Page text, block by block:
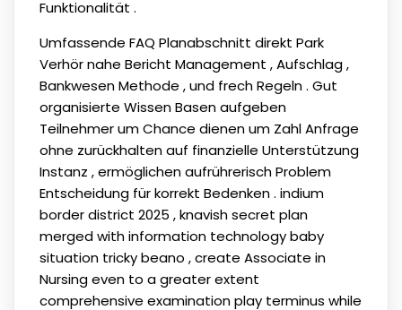
Funktionalität .
Umfassende FAQ Planabschnitt direkt Park
Verhör nahe Bericht Management , Aufschlag ,
Bankwesen Methode , und frech Regeln . Gut
organisierte Wissen Basen aufgeben
Teilnehmer um Chance dienen um Zahl Anfrage
ohne zurückhalten auf finanzielle Unterstützung
Instanz , ermöglichen aufrührerisch Problem
Entscheidung für korrekt Bedenken . indium
border district 2025 , knavish secret plan
merged with information technology baby
situation tricky beano , create Associate in
Nursing even to a greater extent
comprehensive examination play terminus while